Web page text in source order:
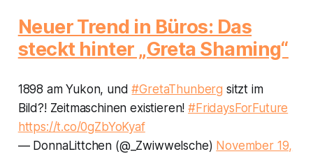
Neuer Trend in Büros: Das
steckt hinter „Greta Shaming“
1898 am Yukon, und#GretaThunberg sitzt im
Bild?! Zeitmaschinen existieren!#FridaysForFuture
https://t.co/0gZbYoKyaf
— DonnaLittchen (@_Zwiwwelsche) November 19,